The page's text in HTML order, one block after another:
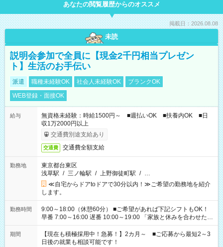
あなたの閲覧履歴からのオススメ
掲載日：2026.08.08
未読
説明会参加で全員に【現金2千円相当プレゼン
ト】生活のお手伝い
派遣 職種未経験OK 社会人未経験OK
ブランクOK
WEB登録・面接OK
給与
無資格未経験：時給1500円～ ■週払いOK ■扶養内OK ■日
収1万2000円以上
交通費別途支給あり
交通費 交通費全額支給
勤務地
東京都台東区
浅草駅 / 三ノ輪駅 / 上野御徒町駅 / …
≪自宅からドアtoドアで30分以内！≫ご希望の勤務地を紹介
します。
勤務時間
9:00～18:00（休憩60分） ■ご希望があれば下記シフトもOK！
早番 7:00～16:00 遅番 10:00～19:00 「家族と休みを合わせた
い」 「余裕を持って夕飯の準備がしたい」 「できれば残業はし
たくない」 など、ご希望を教えてくださいね。 ※Wワーク希望
の方へ 今ご覧のお仕事で希望する勤務時間と、もう1つのお仕事
期間
【現在も積極採用中！急募！】2カ月～ ■ご応募から最短2～3
日後の就業も相談可能です！